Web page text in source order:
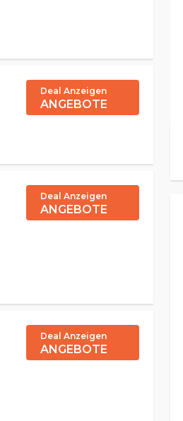
Deal Anzeigen
ANGEBOTE
Deal Anzeigen
ANGEBOTE
Deal Anzeigen
ANGEBOTE